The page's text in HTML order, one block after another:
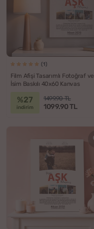
(1)
Film Afişi Tasarımlı Fotoğraf ve
İsim Baskılı 40x60 Kanvas
%27
indirim
1499.90 TL
1099.90 TL